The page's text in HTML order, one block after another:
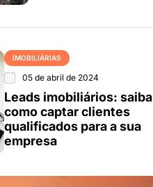
IMOBILIÁRIAS
05 de abril de 2024
Leads imobiliários: saiba
como captar clientes
qualificados para a sua
empresa